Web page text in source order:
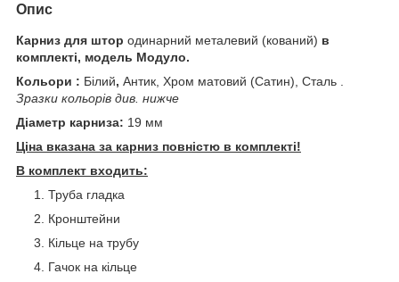
Опис
Карниз для штор одинарний металевий (кований) в
комплекті, модель Модуло.
Кольори : Білий, Антик, Хром матовий (Сатин), Сталь .
Зразки кольорів див. нижче
Діаметр карниза: 19 мм
Ціна вказана за карниз повністю в комплекті!
В комплект входить:
Труба гладка
Кронштейни
Кільце на трубу
Гачок на кільце